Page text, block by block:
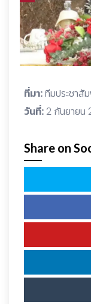
ที่มา:ทีมประชาสั
วันที่: 2 กันยายน
Share on